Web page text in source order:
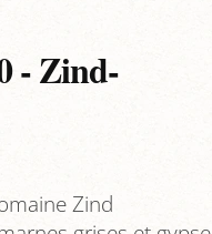
- Zind-
Zind